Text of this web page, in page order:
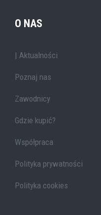
O NAS
| Aktualności
Poznaj nas
Zawodnicy
Gdzie kupić?
Współpraca
Polityka prywatności
Polityka cookies